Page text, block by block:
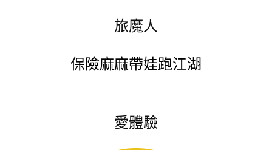
旅魔人
保險麻麻帶娃跑江湖
愛體驗